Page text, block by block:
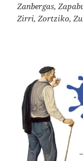
Zanbergas,
Zirri, Zortziko,